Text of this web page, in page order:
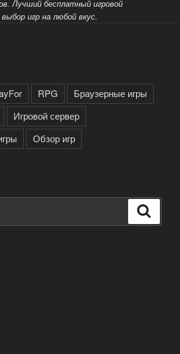
Лучший бесплатный игровой
игр на любой вкус.
RPG
Браузерные игры
Игровой сервер
Обзор игр